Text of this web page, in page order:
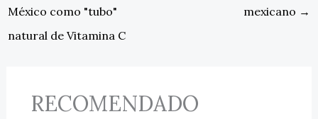
México como "tubo"
natural de Vitamina C
mexicano →
RECOMENDADO